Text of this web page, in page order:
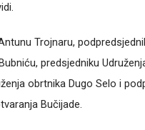
Trojnaru,
predsjedniku
obrtnika Dugo Selo i
Bučijade.